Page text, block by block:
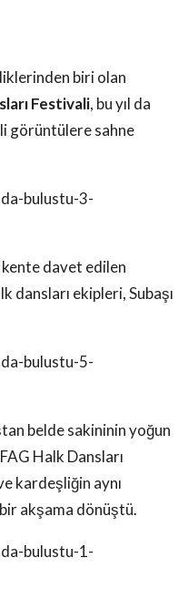
biri olan
Festivali, bu yıl da
görüntülere sahne
kente davet edilen
dansları ekipleri, Subaşı
belde sakininin yoğun
Halk Dansları
kardeşliğin aynı
akşama dönüştü.